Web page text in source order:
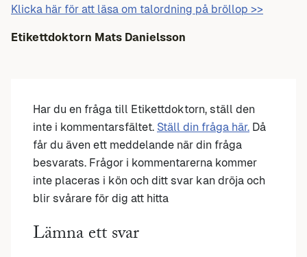
Klicka här för att läsa om talordning på bröllop >>
Etikettdoktorn Mats Danielsson
Har du en fråga till Etikettdoktorn, ställ den
inte i kommentarsfältet. Ställ din fråga här. Då
får du även ett meddelande när din fråga
besvarats. Frågor i kommentarerna kommer
inte placeras i kön och ditt svar kan dröja och
blir svårare för dig att hitta
Lämna ett svar